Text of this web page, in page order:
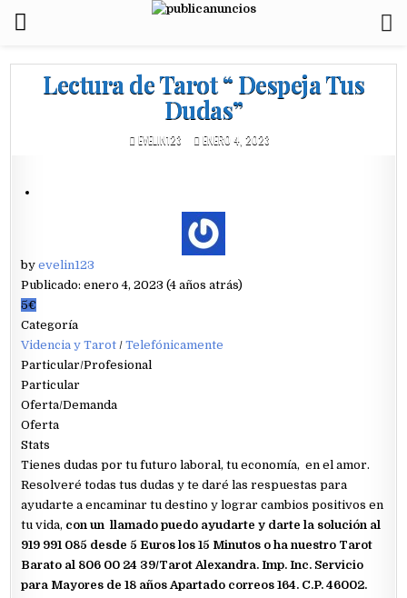
Lectura de Tarot “ Despeja Tus
Dudas”
EVELIN123 ENERO 4, 2023
byevelin123
Publicado: enero 4, 2023 (4 años atrás)
5€
Categoría
Videncia y Tarot /Telefónicamente
Particular/Profesional
Particular
Oferta/Demanda
Oferta
Stats
Tienes dudas por tu futuro laboral, tu economía, en el amor.
Resolveré todas tus dudas y te daré las respuestas para
ayudarte a encaminar tu destino y lograr cambios positivos en
tu vida, con un llamado puedo ayudarte y darte la solución al
919 991 085 desde 5 Euros los 15 Minutos o ha nuestro Tarot
Barato al 806 00 24 39/Tarot Alexandra. Imp. Inc. Servicio
para Mayores de 18 años Apartado correos 164. C.P. 46002.